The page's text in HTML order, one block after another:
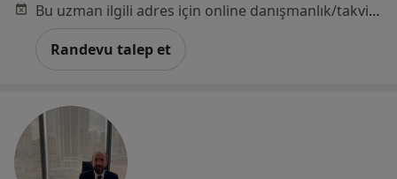
Bu uzman ilgili adres için online danışmanlık/takvim sunmuyor.
Randevu talep et